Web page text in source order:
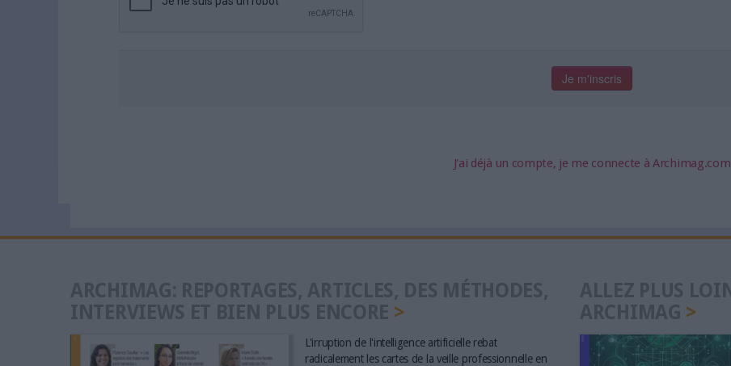
J'ai déjà un compte, je me connecte à Archimag.com
L'irruption de l'intelligence artificielle rebat
radicalement les cartes de la veille professionnelle en